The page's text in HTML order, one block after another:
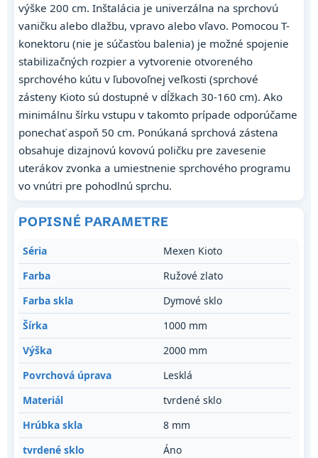
výške 200 cm. Inštalácia je univerzálna na sprchovú
vaničku alebo dlažbu, vpravo alebo vľavo. Pomocou T-
konektoru (nie je súčasťou balenia) je možné spojenie
stabilizačných rozpier a vytvorenie otvoreného
sprchového kútu v ľubovoľnej veľkosti (sprchové
zásteny Kioto sú dostupné v dĺžkach 30-160 cm). Ako
minimálnu šírku vstupu v takomto prípade odporúčame
ponechať aspoň 50 cm. Ponúkaná sprchová zástena
obsahuje dizajnovú kovovú poličku pre zavesenie
uterákov zvonka a umiestnenie sprchového programu
vo vnútri pre pohodlnú sprchu.
POPISNÉ PARAMETRE
Séria
Mexen Kioto
Farba
Ružové zlato
Farba skla
Dymové sklo
Šírka
1000 mm
Výška
2000 mm
Povrchová úprava
Lesklá
Materiál
tvrdené sklo
Hrúbka skla
8 mm
tvrdené sklo
Áno